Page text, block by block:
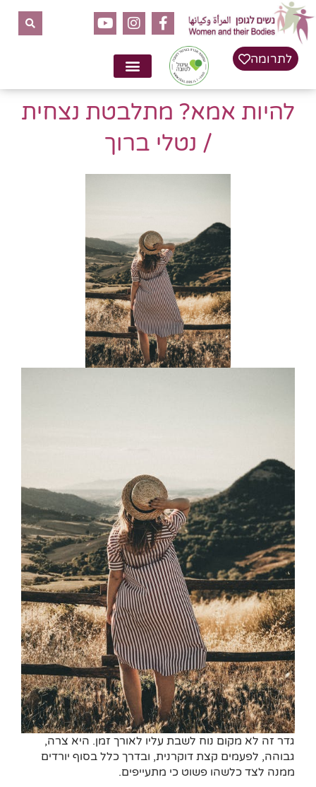
לתוכן
לתרומה
להיות אמא? מתלבטת נצחית
/ נטלי ברוך
גדר זה לא מקום נוח לשבת עליו לאורך זמן. היא צרה,
גבוהה, לפעמים קצת דוקרנית, ובדרך כלל בסוף יורדים
ממנה לצד כלשהו פשוט כי מתעייפים.